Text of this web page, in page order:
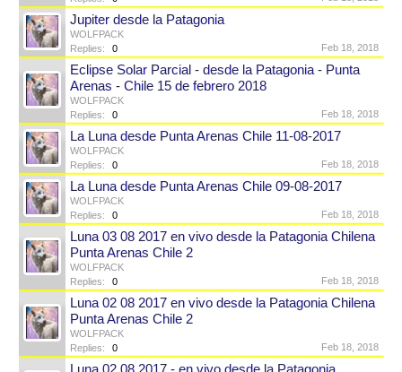
Jupiter desde la Patagonia
WOLFPACK
Replies:
0 Feb 18, 2018
Eclipse Solar Parcial - desde la Patagonia - Punta
Arenas - Chile 15 de febrero 2018
WOLFPACK
Replies:
0 Feb 18, 2018
La Luna desde Punta Arenas Chile 11-08-2017
WOLFPACK
Replies:
0 Feb 18, 2018
La Luna desde Punta Arenas Chile 09-08-2017
WOLFPACK
Replies:
0 Feb 18, 2018
Luna 03 08 2017 en vivo desde la Patagonia Chilena
Punta Arenas Chile 2
WOLFPACK
Replies:
0 Feb 18, 2018
Luna 02 08 2017 en vivo desde la Patagonia Chilena
Punta Arenas Chile 2
WOLFPACK
Replies:
0 Feb 18, 2018